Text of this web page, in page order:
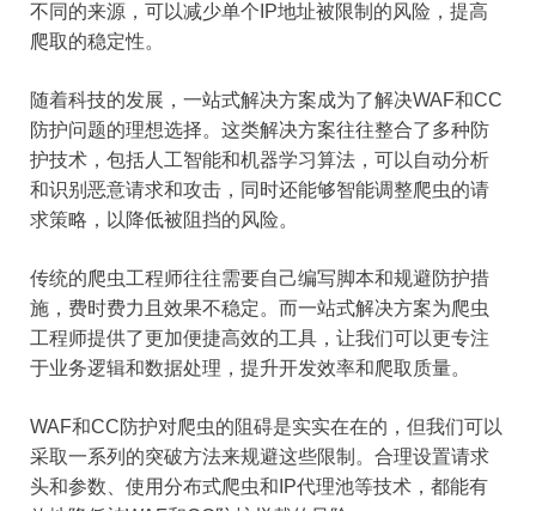
不同的来源，可以减少单个IP地址被限制的风险，提高
爬取的稳定性。
随着科技的发展，一站式解决方案成为了解决WAF和CC
防护问题的理想选择。这类解决方案往往整合了多种防
护技术，包括人工智能和机器学习算法，可以自动分析
和识别恶意请求和攻击，同时还能够智能调整爬虫的请
求策略，以降低被阻挡的风险。
传统的爬虫工程师往往需要自己编写脚本和规避防护措
施，费时费力且效果不稳定。而一站式解决方案为爬虫
工程师提供了更加便捷高效的工具，让我们可以更专注
于业务逻辑和数据处理，提升开发效率和爬取质量。
WAF和CC防护对爬虫的阻碍是实实在在的，但我们可以
采取一系列的突破方法来规避这些限制。合理设置请求
头和参数、使用分布式爬虫和IP代理池等技术，都能有